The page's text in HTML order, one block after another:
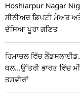
Hoshiarpur Nagar
ਸੀਨੀਅਰ ਡਿਪਟੀ ਮੇਅਰ
ਦੱਸਿਆ ਪੂਰਾ ਗਣਿਤ
ਹਿਮਾਚਲ ਵਿੱਚ
ਥਲ...ਉੱਤਰੀ ਭਾਰਤ ਵਿੱਚ
ਤਸਵੀਰਾਂ